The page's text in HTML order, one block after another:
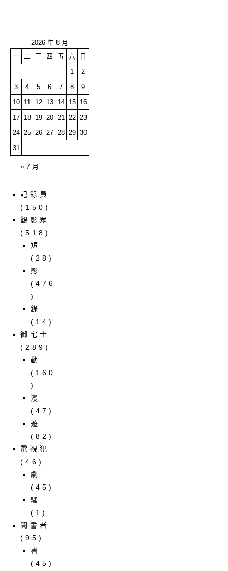
2026 年 8 月
一
二 三 四 五 六
日
1
2
3
4 5 6 7 8
9
10
11 12 13 14 15
16
17
18 19 20 21 22
23
24
25 26 27 28 29 30
31
« 7 月
記錄員
(150)
觀影眾
(518)
短
(28)
影
(476
)
錄
(14)
御宅士
(289)
動
(160
)
漫
(47)
遊
(82)
電視犯
(46)
劇
(45)
騷
(1)
閱書者
(95)
書
(45)